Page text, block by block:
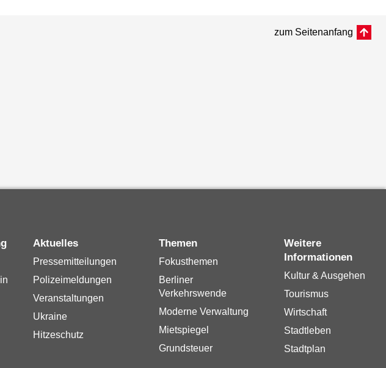
zum Seitenanfang
Aktuelles
Pressemitteilungen
Polizeimeldungen
Veranstaltungen
Ukraine
Hitzeschutz
Themen
Fokusthemen
Berliner
Verkehrswende
Moderne Verwaltung
Mietspiegel
Grundsteuer
Weitere
Informationen
Kultur & Ausgehen
Tourismus
Wirtschaft
Stadtleben
Stadtplan